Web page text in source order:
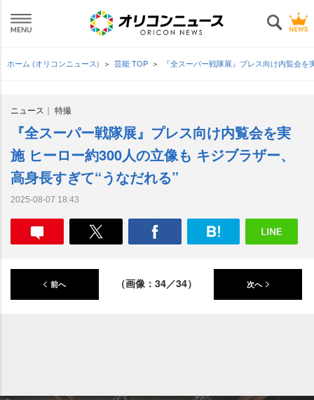
ホーム (オリコンニュース) 芸能 TOP 『全スーパー戦隊展』プレス向け内覧会
ニュース 特撮
『全スーパー戦隊展』プレス向け内覧会を実
施 ヒーロー約300人の立像も キジブラザー、
高身長すぎて“うなだれる”
2025-08-07 18:43
前へ （画像：34／34） 次へ